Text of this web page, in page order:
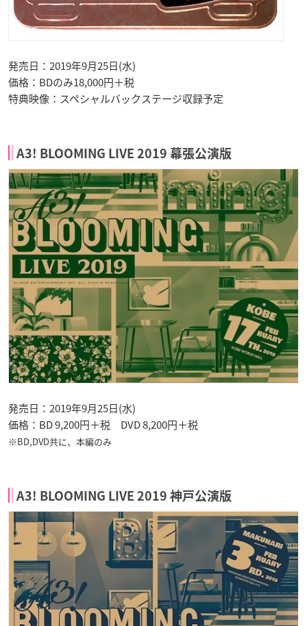
発売日：2019年9月25日(水)
価格：BDのみ18,000円＋税
特典映像：スペシャルバックステージ収録予定
A3! BLOOMING LIVE 2019 幕張公演版
発売日：2019年9月25日(水)
価格：BD 9,200円＋税 DVD 8,200円＋税
※BD,DVD共に、本編のみ
A3! BLOOMING LIVE 2019 神戸公演版